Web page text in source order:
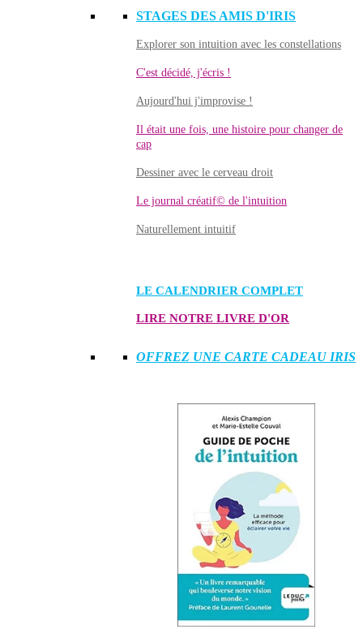
STAGES DES AMIS D'IRIS
Explorer son intuition avec les constellations
C'est décidé, j'écris !
Aujourd'hui j'improvise !
Il était une fois, une histoire pour changer de
cap
Dessiner avec le cerveau droit
Le journal créatif© de l'intuition
Naturellement intuitif
LE CALENDRIER COMPLET
LIRE NOTRE LIVRE D'OR
OFFREZ UNE CARTE CADEAU IRIS